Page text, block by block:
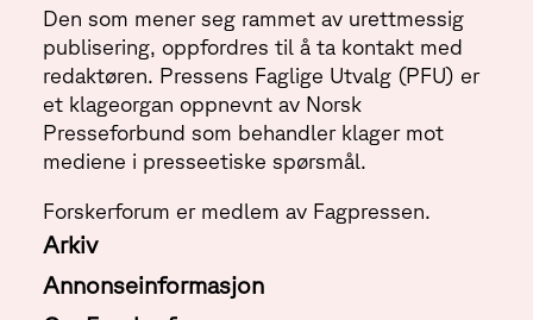
Den som mener seg rammet av urettmessig
publisering, oppfordres til å ta kontakt med
redaktøren. Pressens Faglige Utvalg (PFU) er
et klageorgan oppnevnt av Norsk
Presseforbund som behandler klager mot
mediene i presseetiske spørsmål.
Forskerforum er medlem av Fagpressen.
Arkiv
Annonseinformasjon